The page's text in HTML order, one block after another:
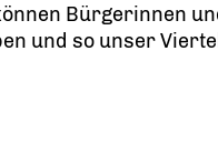
Bürgerinnen
und so unser